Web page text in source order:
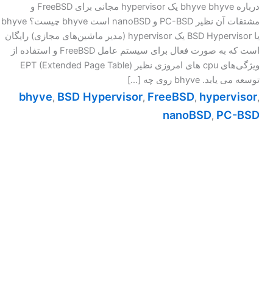
درباره bhyve bhyve یک hypervisor مجانی برای FreeBSD و
مشتقات آن نظیر PC-BSD و nanoBSD است bhyve چیست؟ bhyve
یا BSD Hypervisor یک hypervisor (مدیر ماشین‌های مجازی) رایگان
است که به صورت فعال برای سیستم عامل FreeBSD و استفاده از
ویژگی‌های cpu های امروزی نظیر ‎EPT (Extended Page Table)‎
توسعه می یابد. bhyve روی چه […]
bhyve, BSD Hypervisor, FreeBSD, hypervisor,
nanoBSD, PC-BSD